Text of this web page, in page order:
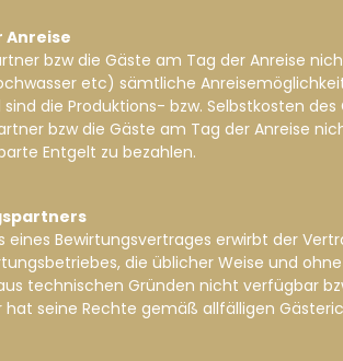
Anreise
bzw die Gäste am Tag der Anreise
etc) sämtliche
die Produktions- bzw. Selbstkosten
bzw die Gäste am Tag der Anreise
Entgelt zu bezahlen.
eines Bewirtungsvertrages erwirbt der
die üblicher Weise und
technischen Gründen nicht verfügbar
hat seine Rechte gemäß allfälligen